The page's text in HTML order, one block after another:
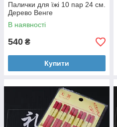
Палички для їжі 10 пар 24 см.
Дерево Венге
В наявності
540 ₴
Купити